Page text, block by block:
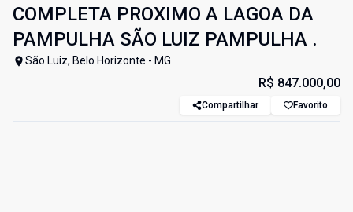
COMPLETA PROXIMO A LAGOA DA
PAMPULHA SÃO LUIZ PAMPULHA .
São Luiz, Belo Horizonte - MG
R$ 847.000,00
Compartilhar Favorito